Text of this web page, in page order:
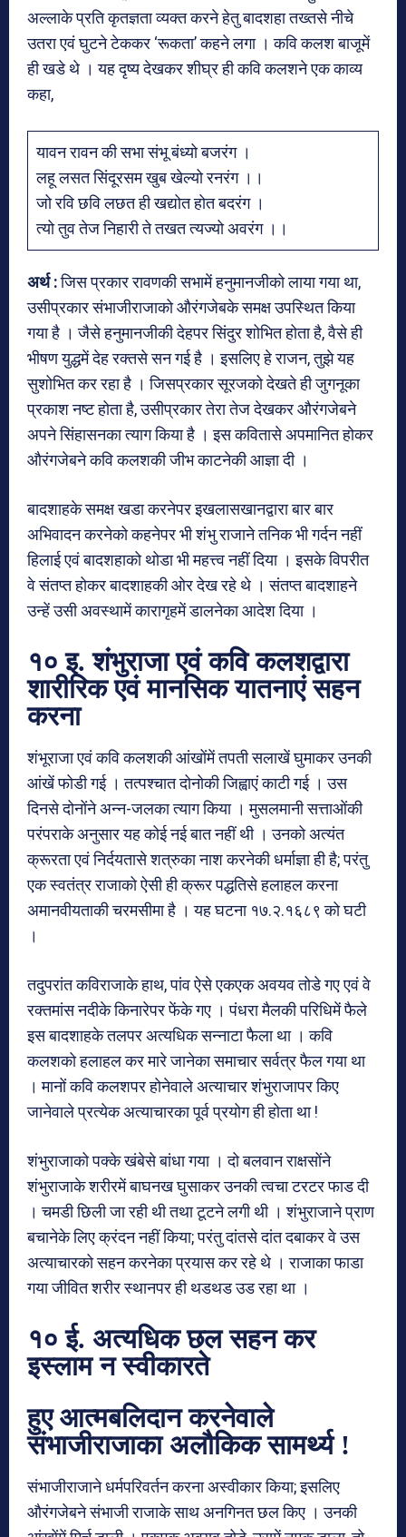
अल्लाके प्रति कृतज्ञता व्यक्त करने हेतु बादशहा तख्तसे नीचे
उतरा एवं घुटने टेककर ‘रूकता’ कहने लगा । कवि कलश बाजूमें
ही खडे थे । यह दृष्य देखकर शीघ्र ही कवि कलशने एक काव्य
कहा,
यावन रावन की सभा संभू बंध्यो बजरंग ।
लहू लसत सिंदूरसम खुब खेल्यो रनरंग ।।
जो रवि छवि लछत ही खद्योत होत बदरंग ।
त्यो तुव तेज निहारी ते तखत त्यज्यो अवरंग ।।
अर्थ :जिस प्रकार रावणकी सभामें हनुमानजीको लाया गया था,
उसीप्रकार संभाजीराजाको औरंगजेबके समक्ष उपस्थित किया
गया है । जैसे हनुमानजीकी देहपर सिंदुर शोभित होता है, वैसे ही
भीषण युद्धमें देह रक्तसे सन गई है । इसलिए हे राजन, तुझे यह
सुशोभित कर रहा है । जिसप्रकार सूरजको देखते ही जुगनूका
प्रकाश नष्ट होता है, उसीप्रकार तेरा तेज देखकर औरंगजेबने
अपने सिंहासनका त्याग किया है । इस कवितासे अपमानित होकर
औरंगजेबने कवि कलशकी जीभ काटनेकी आज्ञा दी ।
बादशाहके समक्ष खडा करनेपर इखलासखानद्वारा बार बार
अभिवादन करनेको कहनेपर भी शंभु राजाने तनिक भी गर्दन नहीं
हिलाई एवं बादशहाको थोडा भी महत्त्व नहीं दिया । इसके विपरीत
वे संतप्त होकर बादशाहकी ओर देख रहे थे । संतप्त बादशाहने
उन्हें उसी अवस्थामें कारागृहमें डालनेका आदेश दिया ।
१० इ. शंभुराजा एवं कवि कलशद्वारा
शारीरिक एवं मानसिक यातनाएं सहन
करना
शंभूराजा एवं कवि कलशकी आंखोंमें तपती सलाखें घुमाकर उनकी
आंखें फोडी गई । तत्पश्चात दोनोकी जिह्वाएं काटी गई । उस
दिनसे दोनोंने अन्न-जलका त्याग किया । मुसलमानी सत्ताओंकी
परंपराके अनुसार यह कोई नई बात नहीं थी । उनको अत्यंत
क्रूरता एवं निर्दयतासे शत्रुका नाश करनेकी धर्माज्ञा ही है; परंतु
एक स्वतंत्र राजाको ऐसी ही क्रूर पद्धतिसे हलाहल करना
अमानवीयताकी चरमसीमा है । यह घटना १७.२.१६८९ को घटी
।
तदुपरांत कविराजाके हाथ, पांव ऐसे एकएक अवयव तोडे गए एवं वे
रक्तमांस नदीके किनारेपर फेंके गए । पंधरा मैलकी परिधिमें फैले
इस बादशाहके तलपर अत्यधिक सन्नाटा फैला था । कवि
कलशको हलाहल कर मारे जानेका समाचार सर्वत्र फैल गया था
। मानों कवि कलशपर होनेवाले अत्याचार शंभुराजापर किए
जानेवाले प्रत्येक अत्याचारका पूर्व प्रयोग ही होता था !
शंभुराजाको पक्के खंबेसे बांधा गया । दो बलवान राक्षसोंने
शंभुराजाके शरीरमें बाघनख घुसाकर उनकी त्वचा टरटर फाड दी
। चमडी छिली जा रही थी तथा टूटने लगी थी । शंभुराजाने प्राण
बचानेके लिए क्रंदन नहीं किया; परंतु दांतसे दांत दबाकर वे उस
अत्याचारको सहन करनेका प्रयास कर रहे थे । राजाका फाडा
गया जीवित शरीर स्थानपर ही थडथड उड रहा था ।
१० ई. अत्यधिक छल सहन कर
इस्लाम न स्वीकारते
हुए आत्मबलिदान करनेवाले
संभाजीराजाका अलौकिक सामर्थ्य !
संभाजीराजाने धर्मपरिवर्तन करना अस्वीकार किया; इसलिए
औरंगजेबने संभाजी राजाके साथ अनगिनत छल किए । उनकी